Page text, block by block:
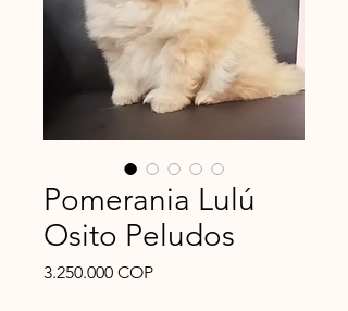
Pomerania Lulú
Osito Peludos
3.250.000 COPPrecio